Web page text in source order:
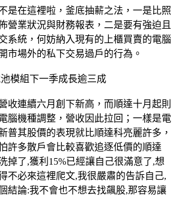
在這裡啦，釜底抽薪之法，一是比照
營業狀況與財務報表，二是要有強迫且
系統，何妨納入現有的上櫃買賣的電腦
市場外的私下交易過戶的行為。
組下一季成長逾三成
連續六月創下新高，而順達十月起則
腦機種調整，營收因此拉回；一樣是電
普其股價的表現就比順達科亮麗許多，
許多散戶會比較喜歡追逐低價的順達
掉了,獲利15%已經讓自己很滿意了,想
不必來這裡爬文,我很嚴肅的告訴自己,
結論:我不會也不想去找飆股,那容易讓